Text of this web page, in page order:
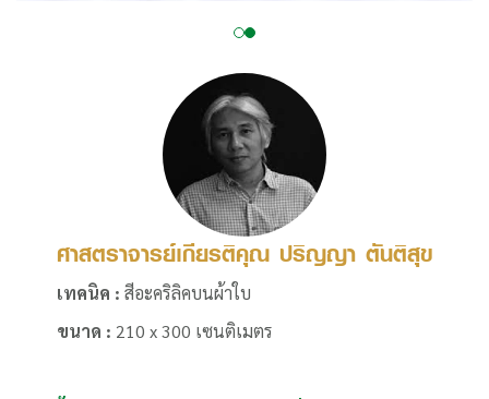
ศาสตราจารย์เกียรติคุณ ปริญญา ตันติสุข
เทคนิค : สีอะคริลิคบนผ้าใบ
ขนาด : 210 x 300 เซนติเมตร